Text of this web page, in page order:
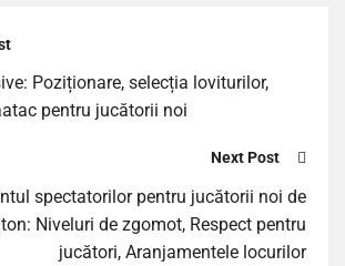
Poziționare, selecția loviturilor,
pentru jucătorii noi
Next Post
spectatorilor pentru jucătorii noi de
Niveluri de zgomot, Respect pentru
jucători, Aranjamentele locurilor